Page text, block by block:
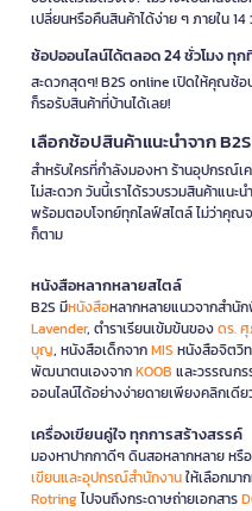
เปลี่ยนหรือคืนสินค้าได้ง่าย ๆ ภายใน
ช้อปออนไลน์ได้ตลอด 24 ชั่วโมง ทุก
สะดวกสุดๆ! B2S online เปิดให้คุณช้
ก็รอรับสินค้าที่บ้านได้เลย!
เลือกช้อปสินค้าแนะนำจาก
สำหรับใครที่กำลังมองหา ร้านอุปกรณ์เ
ไม่สะดวก วันนี้เราได้รวบรวมสินค้าแน
พร้อมตอบโจทย์ทุกไลฟ์สไตล์ ไม่ว่าคุณ
ก็ตาม
หนังสือหลากหลายสไตล์
B2S มีหนังสือหลากหลายแนวจากสำนั
Lavender, ตำราเรียนเข้มข้นของดร.
บุญ, หนังสือเด็กจากMIS หนังสือจิตวิ
พัฒนาตนเองจากKOOB และวรรณกร
ออนไลน์ได้อย่างง่ายดายเพียงคลิกเดีย
เครื่องเขียนคู่ใจ ทุกการสร้างสรรค์
มองหาปากกาดีๆ ดินสอหลากหลาย ห
เขียนและอุปกรณ์สำนักงานให้เลือกมา
Rotringไปจนถึงกระดาษถ่ายเอกสาร